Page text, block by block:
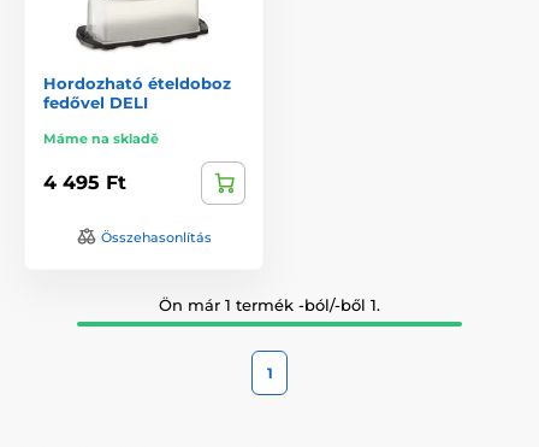
Hordozható ételdoboz
fedővel DELI
Máme na skladě
4 495 Ft
Összehasonlítás
Ön már 1 termék -ból/-ből 1.
1